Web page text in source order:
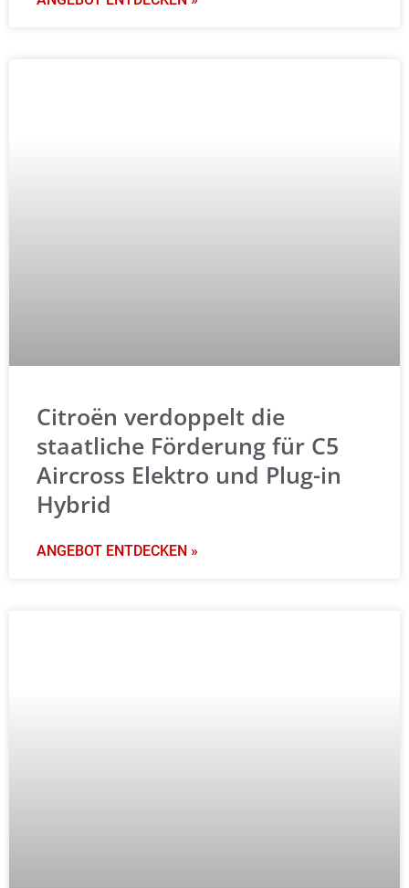
Citroën verdoppelt die
staatliche Förderung für C5
Aircross Elektro und Plug-in
Hybrid
ANGEBOT ENTDECKEN »